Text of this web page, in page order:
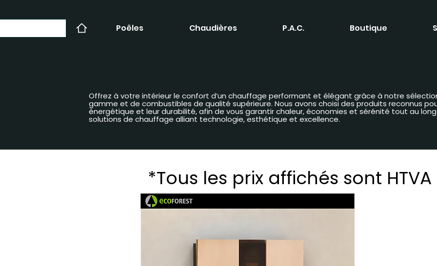
Poêles Chaudières P.A.C. Boutique
Offrez à votre intérieur le confort d’un chauffage performant et élégant grâce à notre
gamme et de combustibles de qualité supérieure. Nous avons choisi des produits reconnus
énergétique et leur durabilité, afin de vous garantir chaleur, économies et sérénité tout au long
solutions de chauffage alliant technologie, esthétique et excellence.
*Tous les prix affichés sont HTVA